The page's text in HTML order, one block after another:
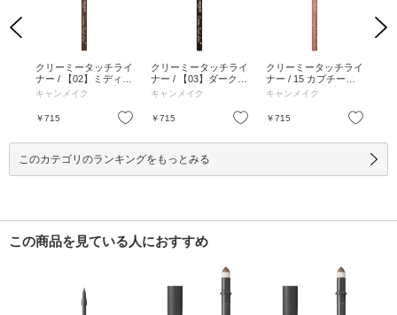
Previous
お気に入り
クリーミータッチライ
ナー / 【02】ミディア
ムブラウン / 【02】ミ
キャンメイク
￥715 お気に入り
クリーミータッチライ
ナー / 【03】ダークブ
ラウン / 【03】ダーク
キャンメイク
￥715 お気に入り
クリーミータッチライ
ナー / 15 カプチーノ
ピンク / 15 カプチー
キャンメイク
￥715
Next
このカテゴリのランキングをもっとみる
この商品を見ている人におすすめ